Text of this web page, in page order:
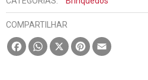
COMPARTILHAR
FacebookWhatsApp
X Pinterest